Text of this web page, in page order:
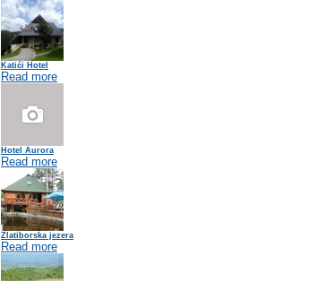
Katići Hotel
Read more
Hotel Aurora
Read more
Zlatiborska jezera
Read more